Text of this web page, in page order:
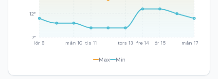
lör 8 mån 10 tis 11 tors 13 fre 14 lör 15 mån 17
7°
12°
Max Min